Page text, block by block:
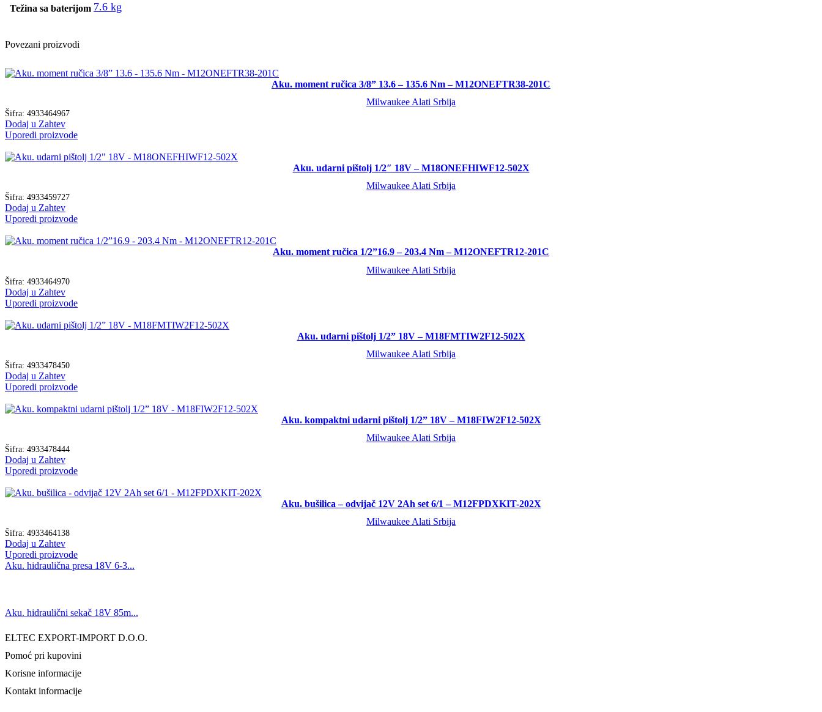
Težina sa baterijom 7.6 kg
Povezani proizvodi
Aku. moment ručica 3/8” 13.6 – 135.6 Nm – M12ONEFTR38-201C
Milwaukee Alati Srbija
Šifra: 4933464967
Dodaj u Zahtev
Uporedi proizvode
Aku. udarni pištolj 1/2″ 18V – M18ONEFHIWF12-502X
Milwaukee Alati Srbija
Šifra: 4933459727
Dodaj u Zahtev
Uporedi proizvode
Aku. moment ručica 1/2”16.9 – 203.4 Nm – M12ONEFTR12-201C
Milwaukee Alati Srbija
Šifra: 4933464970
Dodaj u Zahtev
Uporedi proizvode
Aku. udarni pištolj 1/2” 18V – M18FMTIW2F12-502X
Milwaukee Alati Srbija
Šifra: 4933478450
Dodaj u Zahtev
Uporedi proizvode
Aku. kompaktni udarni pištolj 1/2” 18V – M18FIW2F12-502X
Milwaukee Alati Srbija
Šifra: 4933478444
Dodaj u Zahtev
Uporedi proizvode
Aku. bušilica – odvijač 12V 2Ah set 6/1 – M12FPDXKIT-202X
Milwaukee Alati Srbija
Šifra: 4933464138
Dodaj u Zahtev
Uporedi proizvode
Aku. hidraulična presa 18V 6-3...
Aku. hidraulični sekač 18V 85m...
ELTEC EXPORT-IMPORT D.O.O.
Pomoć pri kupovini
Korisne informacije
Kontakt informacije